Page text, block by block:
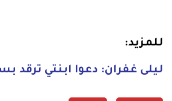
للمزيد:
ليلى غفران: دعوا ابنتي ترقد